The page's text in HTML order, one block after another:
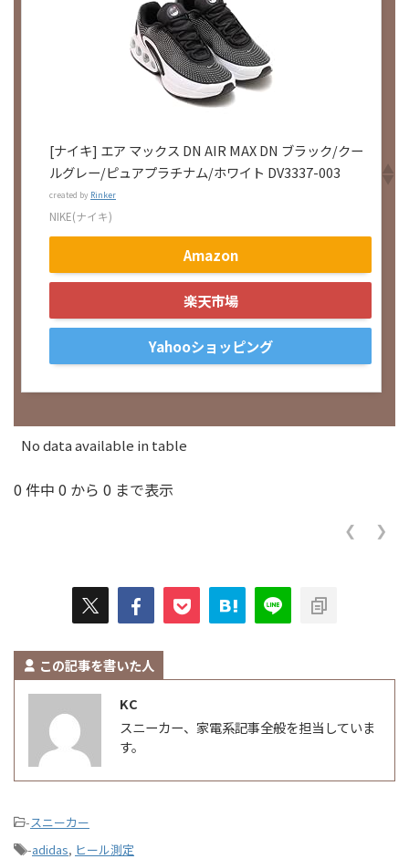
[ナイキ] エア マックス DN AIR MAX DN ブラック/クー
ルグレー/ピュアプラチナム/ホワイト DV3337-003
created by Rinker
NIKE(ナイキ)
Amazon
楽天市場
Yahooショッピング
No data available in table
0 件中 0 から 0 まで表示
❮
❯
この記事を書いた人
KC
スニーカー、家電系記事全般を担当していま
す。
-スニーカー
-adidas, ヒール測定